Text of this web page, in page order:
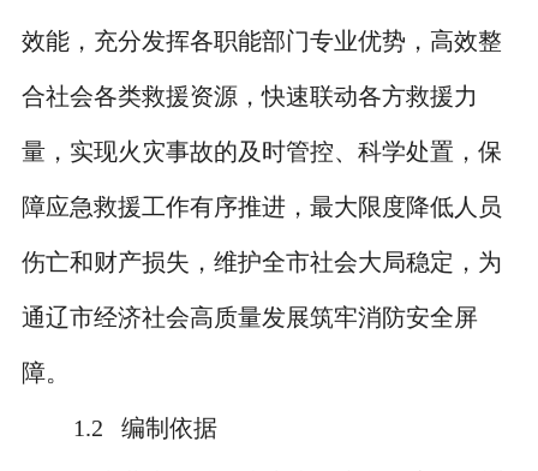
效能，充分发挥各职能部门专业优势，高效整
合社会各类救援资源，快速联动各方救援力
量，实现火灾事故的及时管控、科学处置，保
障应急救援工作有序推进，最大限度降低人员
伤亡和财产损失，维护全市社会大局稳定，为
通辽市经济社会高质量发展筑牢消防安全屏
障。
1.2 编制依据